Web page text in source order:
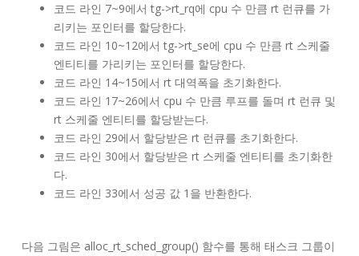
코드 라인 7~9에서 tg->rt_rq에 cpu 수 만큼 rt 런큐를 가
리키는 포인터를 할당한다.
코드 라인 10~12에서 tg->rt_se에 cpu 수 만큼 rt 스케줄
엔티티를 가리키는 포인터를 할당한다.
코드 라인 14~15에서 rt 대역폭을 초기화한다.
코드 라인 17~26에서 cpu 수 만큼 루프를 돌며 rt 런큐 및
rt 스케줄 엔티티를 할당받는다.
코드 라인 29에서 할당받은 rt 런큐를 초기화한다.
코드 라인 30에서 할당받은 rt 스케줄 엔티티를 초기화한
다.
코드 라인 33에서 성공 값 1을 반환한다.
다음 그림은 alloc_rt_sched_group() 함수를 통해 태스크 그룹이